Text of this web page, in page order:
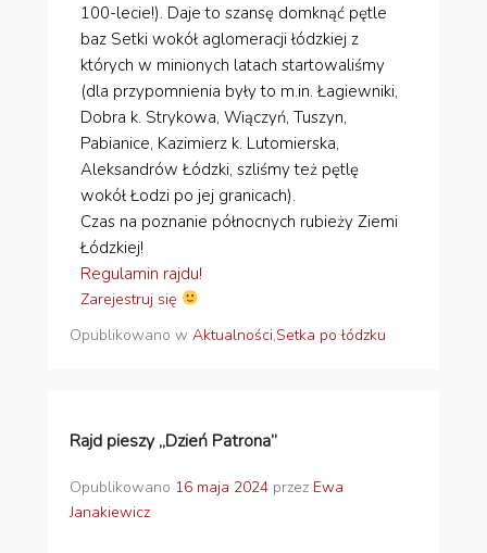
100-lecie!). Daje to szansę domknąć pętle
baz Setki wokół aglomeracji łódzkiej z
których w minionych latach startowaliśmy
(dla przypomnienia były to m.in. Łagiewniki,
Dobra k. Strykowa, Wiączyń, Tuszyn,
Pabianice, Kazimierz k. Lutomierska,
Aleksandrów Łódzki, szliśmy też pętlę
wokół Łodzi po jej granicach).
Czas na poznanie północnych rubieży Ziemi
Łódzkiej!
Regulamin rajdu!
Zarejestruj się
Opublikowano w Aktualności,Setka po łódzku
Rajd pieszy „Dzień Patrona”
Opublikowano 16 maja 2024 przez Ewa
Janakiewicz